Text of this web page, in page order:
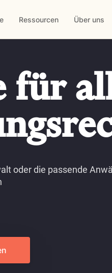
Ressourcen Über uns
für
oder die passende